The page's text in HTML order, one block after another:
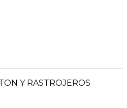
Y RASTROJEROS